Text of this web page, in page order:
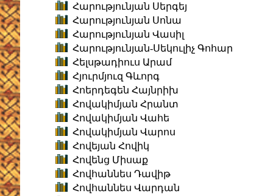
Հարությունյան Սերգեյ
Հարությունյան Սոնա
Հարությունյան Վասիլ
Հարությունյան-Սեկուլիչ Գոհար
Հելսթադիուս Արամ
Հյուրմյուզ Գևորգ
Հոերդեգեն Հայնրիխ
Հովակիմյան Հրանտ
Հովակիմյան Վահե
Հովակիմյան Վարոս
Հովեյան Հովիկ
Հովենց Միսաք
Հովհաննես Դավիթ
Հովհաննես Վարդան